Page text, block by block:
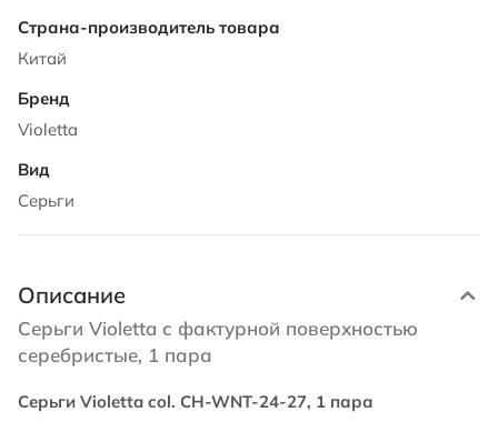
Китай
Violetta
Серьги
Описание
Серьги Violetta с фактурной поверхностью
серебристые, 1 пара
Серьги Violetta col. CH-WNT-24-27, 1 пара